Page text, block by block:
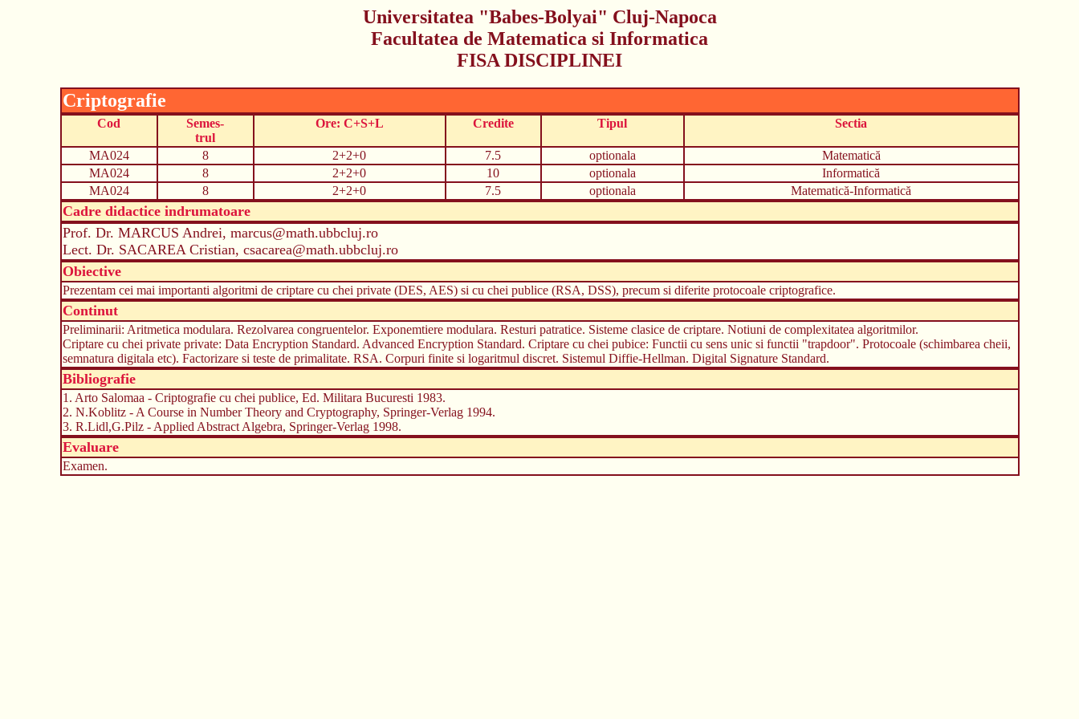
Universitatea "Babes-Bolyai" Cluj-Napoca
Facultatea de Matematica si Informatica
FISA DISCIPLINEI
Criptografie
Cod
Semes-
trul
Ore: C+S+L Credite Tipul Sectia
MA024 8 2+2+0 7.5 optionala
Matematică
MA024
8 2+2+0 10 optionala
Informatică
MA024
8 2+2+0 7.5 optionala Matematică-Informatică
Cadre didactice indrumatoare
Prof. Dr. MARCUS Andrei, marcus@math.ubbcluj.ro
Lect. Dr. SACAREA Cristian, csacarea@math.ubbcluj.ro
Obiective
Prezentam cei mai importanti algoritmi de criptare cu chei private (DES, AES) si cu chei publice (RSA, DSS), precum si diferite protocoale criptografice.
Continut
Preliminarii: Aritmetica modulara. Rezolvarea congruentelor. Exponemtiere modulara. Resturi patratice. Sisteme clasice de criptare. Notiuni de complexitatea algoritmilor.
Criptare cu chei private private: Data Encryption Standard. Advanced Encryption Standard. Criptare cu chei pubice: Functii cu sens unic si functii "trapdoor". Protocoale (schimbarea cheii,
semnatura digitala etc). Factorizare si teste de primalitate. RSA. Corpuri finite si logaritmul discret. Sistemul Diffie-Hellman. Digital Signature Standard.
Bibliografie
1. Arto Salomaa - Criptografie cu chei publice, Ed. Militara Bucuresti 1983.
2. N.Koblitz - A Course in Number Theory and Cryptography, Springer-Verlag 1994.
3. R.Lidl,G.Pilz - Applied Abstract Algebra, Springer-Verlag 1998.
Evaluare
Examen.